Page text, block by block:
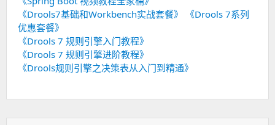
《Drools7基础和Workbench实战套餐》
《Drools 7系列
优惠套餐》
《Drools 7 规则引擎入门教程》
《Drools 7 规则引擎进阶教程》
《Drools规则引擎之决策表从入门到精通》